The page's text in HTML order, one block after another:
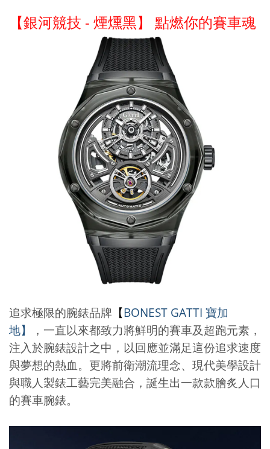
【銀河競技 - 煙燻黑】 點燃你的賽車魂
追求極限的腕錶品牌 【BONEST GATTI 寶加
地】
，一直以來都致力將鮮明的賽車及超跑元素，
注入於腕錶設計之中，以回應並滿足這份追求速度
與夢想的熱血。更將前衛潮流理念、現代美學設計
與職人製錶工藝完美融合，誕生出一款款膾炙人口
的賽車腕錶。